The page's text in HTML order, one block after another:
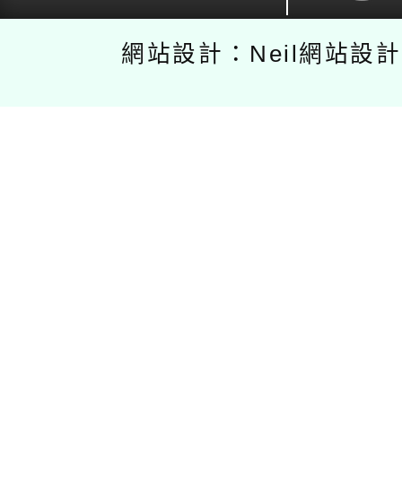
網站設計：Neil網站設